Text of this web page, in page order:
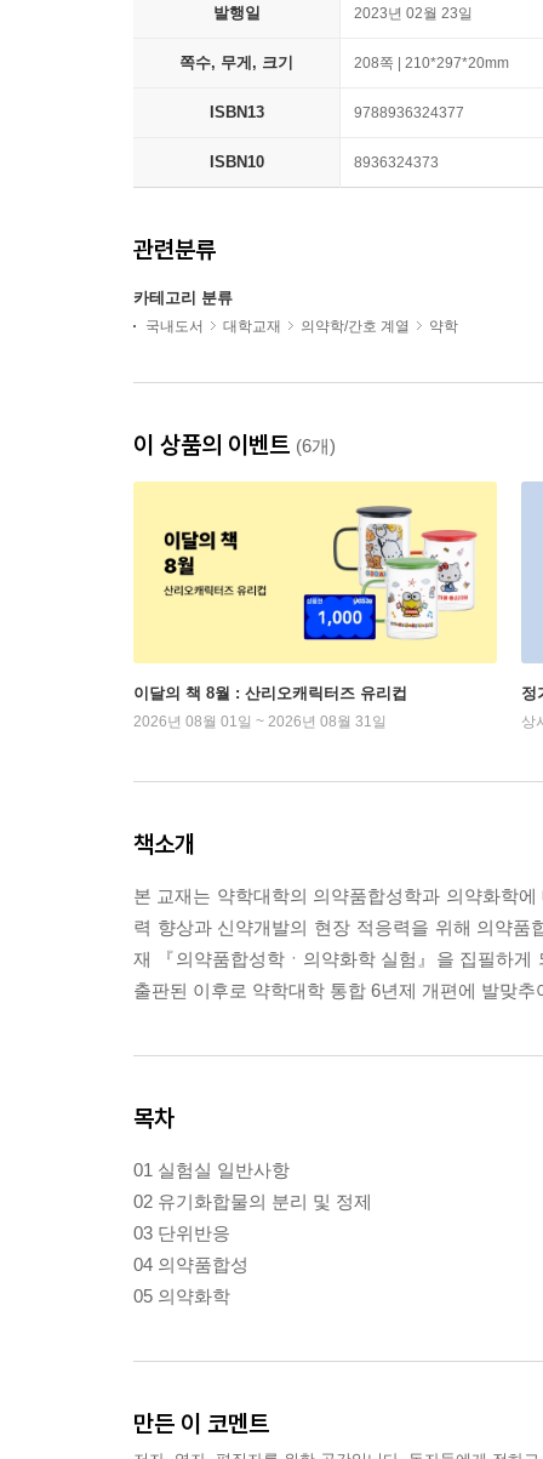
발행일 2023년 02월 23일
쪽수, 무게, 크기 208쪽 | 210*297*20mm
ISBN13 9788936324377
ISBN10 8936324373
관련분류
카테고리 분류
국내도서 대학교재 의약학/간호 계열 약학
이 상품의 이벤트 (6개)
이달의 책 8월 : 산리오캐릭터즈 유리컵
2026년 08월 01일 ~ 2026년 08월 31일
정
상
책소개
본 교재는 약학대학의 의약품합성학과 의약화학
력 향상과 신약개발의 현장 적응력을 위해 의약
재 『의약품합성학ㆍ의약화학 실험』을 집필하
출판된 이후로 약학대학 통합 6년제 개편에 발맞
목차
01 실험실 일반사항
02 유기화합물의 분리 및 정제
03 단위반응
04 의약품합성
05 의약화학
만든 이 코멘트